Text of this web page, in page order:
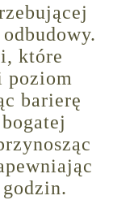
które
poziom
barierę